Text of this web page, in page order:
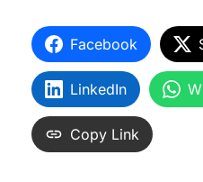
Facebook
LinkedIn
Copy Link